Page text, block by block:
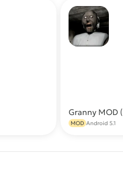
MOD Android 5.1